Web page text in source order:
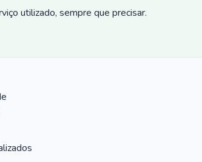
utilizado, sempre que precisar.